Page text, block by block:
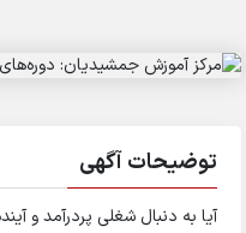
توضیحات آگهی
آیا به دنبال شغلی پردرآمد و